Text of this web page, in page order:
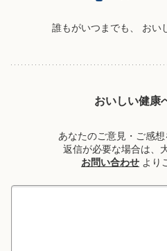
誰もがいつまでも、 おい
おいしい健康
あなたのご意見・ご感
返信が必要な場合は、
お問い合わせ より